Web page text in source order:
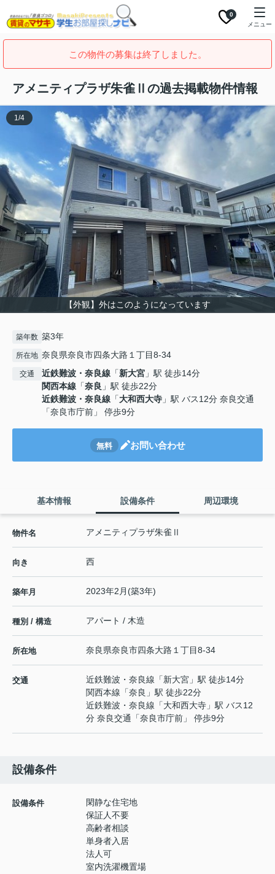
0
メニュー
この物件の募集は終了しました。
アメニティプラザ朱雀Ⅱの過去掲載物件情報
【外観】外はこのようになっています
1/4
築年数 築3年
所在地 奈良県奈良市四条大路１丁目8-34
交通 近鉄難波・奈良線 「新大宮 」駅 徒歩14分
関西本線 「奈良 」駅 徒歩22分
近鉄難波・奈良線 「大和西大寺 」駅 バス12分 奈良交通
「奈良市庁前」 停歩9分
無料 お問い合わせ
基本情報 設備条件 周辺環境
物件名 アメニティプラザ朱雀Ⅱ
向き 西
築年月 2023年2月(築3年)
種別 / 構造 アパート / 木造
所在地 奈良県奈良市四条大路 １丁目8-34
交通 近鉄難波・奈良線 「新大宮 」駅 徒歩14分
関西本線 「奈良 」駅 徒歩22分
近鉄難波・奈良線 「大和西大寺 」駅 バス12
分 奈良交通「奈良市庁前」 停歩9分
設備条件
設備条件
閑静な住宅地
保証人不要
高齢者相談
単身者入居
法人可
室内洗濯機置場